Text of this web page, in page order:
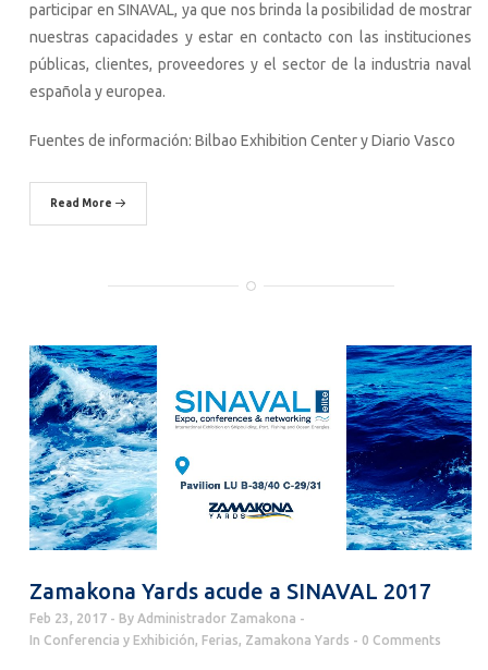
participar en SINAVAL, ya que nos brinda la posibilidad de mostrar
nuestras capacidades y estar en contacto con las instituciones
públicas, clientes, proveedores y el sector de la industria naval
española y europea.
Fuentes de información: Bilbao Exhibition Center y Diario Vasco
Read More
Zamakona Yards acude a SINAVAL 2017
Feb 23, 2017 By Administrador Zamakona
In Conferencia y Exhibición, Ferias, Zamakona Yards 0 Comments